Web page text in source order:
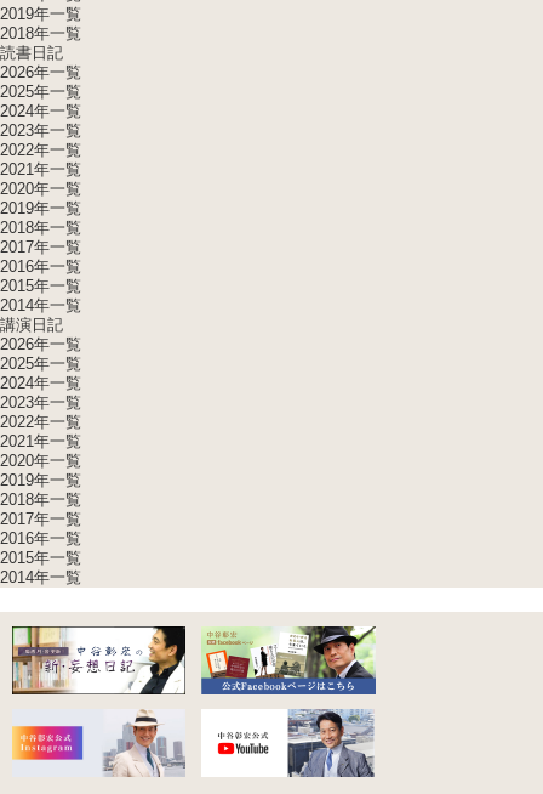
2019年一覧
2018年一覧
読書日記
2026年一覧
2025年一覧
2024年一覧
2023年一覧
2022年一覧
2021年一覧
2020年一覧
2019年一覧
2018年一覧
2017年一覧
2016年一覧
2015年一覧
2014年一覧
講演日記
2026年一覧
2025年一覧
2024年一覧
2023年一覧
2022年一覧
2021年一覧
2020年一覧
2019年一覧
2018年一覧
2017年一覧
2016年一覧
2015年一覧
2014年一覧